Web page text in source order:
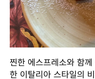
찐한 에스프레소와 함
한 이탈리아 스타일의